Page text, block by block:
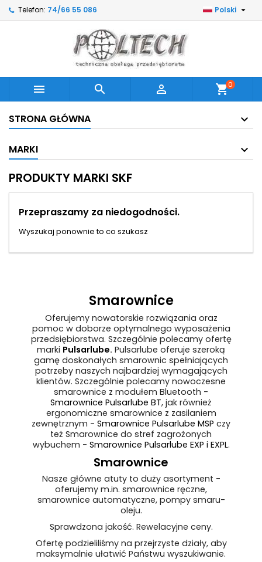
Telefon: 74/66 55 086 Polski 
   shopping_cart0
STRONA GŁÓWNA
MARKI
PRODUKTY MARKI SKF
Przepraszamy za niedogodności.
Wyszukaj ponownie to co szukasz
Smarownice
Oferujemy nowatorskie rozwiązania oraz
pomoc w doborze optymalnego wyposażenia
przedsiębiorstwa. Szczególnie polecamy ofertę
marki Pulsarlube. Pulsarlube oferuje szeroką
gamę doskonałych smarownic spełniających
potrzeby naszych najbardziej wymagających
klientów. Szczególnie polecamy nowoczesne
smarownice z modułem Bluetooth -
Smarownice Pulsarlube BT, jak również
ergonomiczne smarownice z zasilaniem
zewnętrznym - Smarownice Pulsarlube MSP czy
też Smarownice do stref zagrożonych
wybuchem - Smarownice Pulsarlube EXP i EXPL.
Smarownice
Nasze główne atuty to duży asortyment -
oferujemy m.in. smarownice ręczne,
smarownice automatyczne, pompy smaru-
oleju.
Sprawdzona jakość. Rewelacyjne ceny.
Ofertę podzieliliśmy na przejrzyste działy, aby
maksymalnie ułatwić Państwu wyszukiwanie.